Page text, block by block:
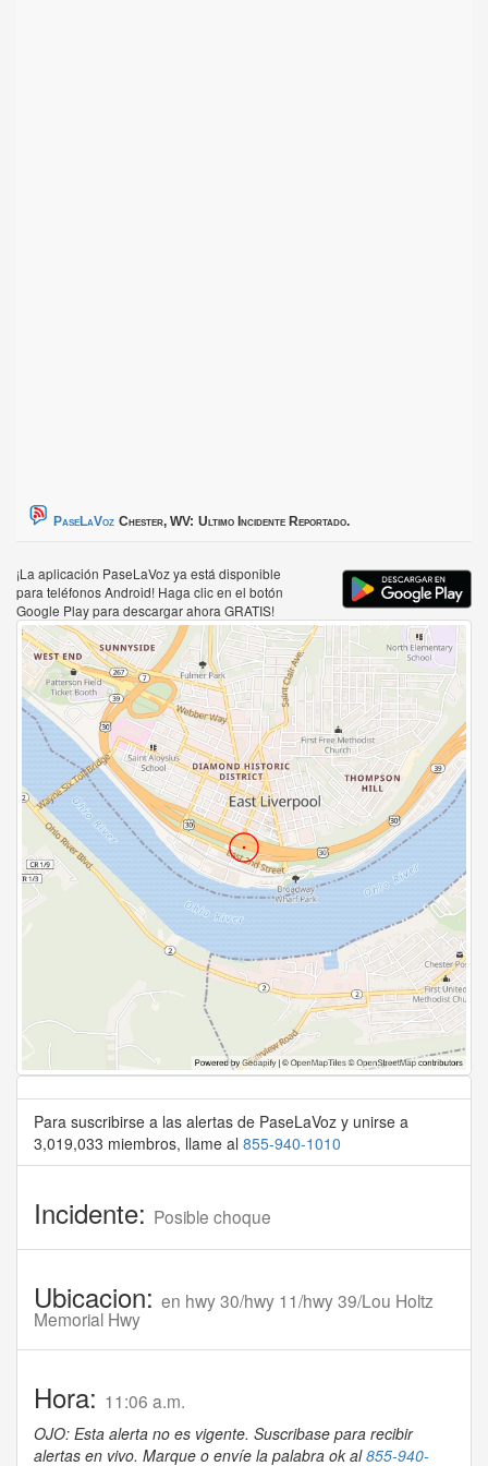
PaseLaVoz Chester, WV: Ultimo Incidente Reportado.
¡La aplicación PaseLaVoz ya está disponible
para teléfonos Android! Haga clic en el botón
Google Play para descargar ahora GRATIS!
Para suscribirse a las alertas de PaseLaVoz y unirse a
3,019,033 miembros, llame al 855-940-1010
Incidente: Posible choque
Ubicacion: en hwy 30/hwy 11/hwy 39/Lou Holtz
Memorial Hwy
Hora: 11:06 a.m.
OJO: Esta alerta no es vigente. Suscribase para recibir
alertas en vivo. Marque o envíe la palabra ok al855-940-